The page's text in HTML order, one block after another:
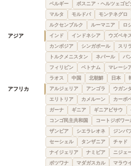
ベルギー
ボスニア・ヘルツェゴビ
マルタ
モルドバ モンテネグロ
ルクセンブルク
ルーマニア ロ
アジア インド インドネシア ウズベキ
カンボジア
シンガポール スリ
トルクメニスタン
ネパール バ
フィリピン
ベトナム マレーシ
ラオス
中国 北朝鮮 日本
アフリカ アルジェリア アンゴラ ウガン
エリトリア
カメルーン カーボ
ガーナ
ギニア ギニアビサウ
コンゴ民主共和国
コートジボワー
ザンビア
シエラレオネ ジンバ
セーシェル
タンザニア チャド
ナイジェリア
ナミビア ニジェ
ボツワナ
マダガスカル マラウ